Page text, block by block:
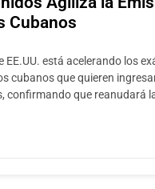
Cubanos
EE.UU. está acelerando los
cubanos que quieren
confirmando que reanudará